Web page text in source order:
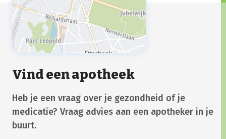
Vind een apotheek
Heb je een vraag over je gezondheid of je
medicatie? Vraag advies aan een apotheker in je
buurt.